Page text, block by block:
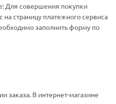
Для совершения покупки
на страницу платежного сервиса
заполнить форму по
заказа. В интернет-магазине